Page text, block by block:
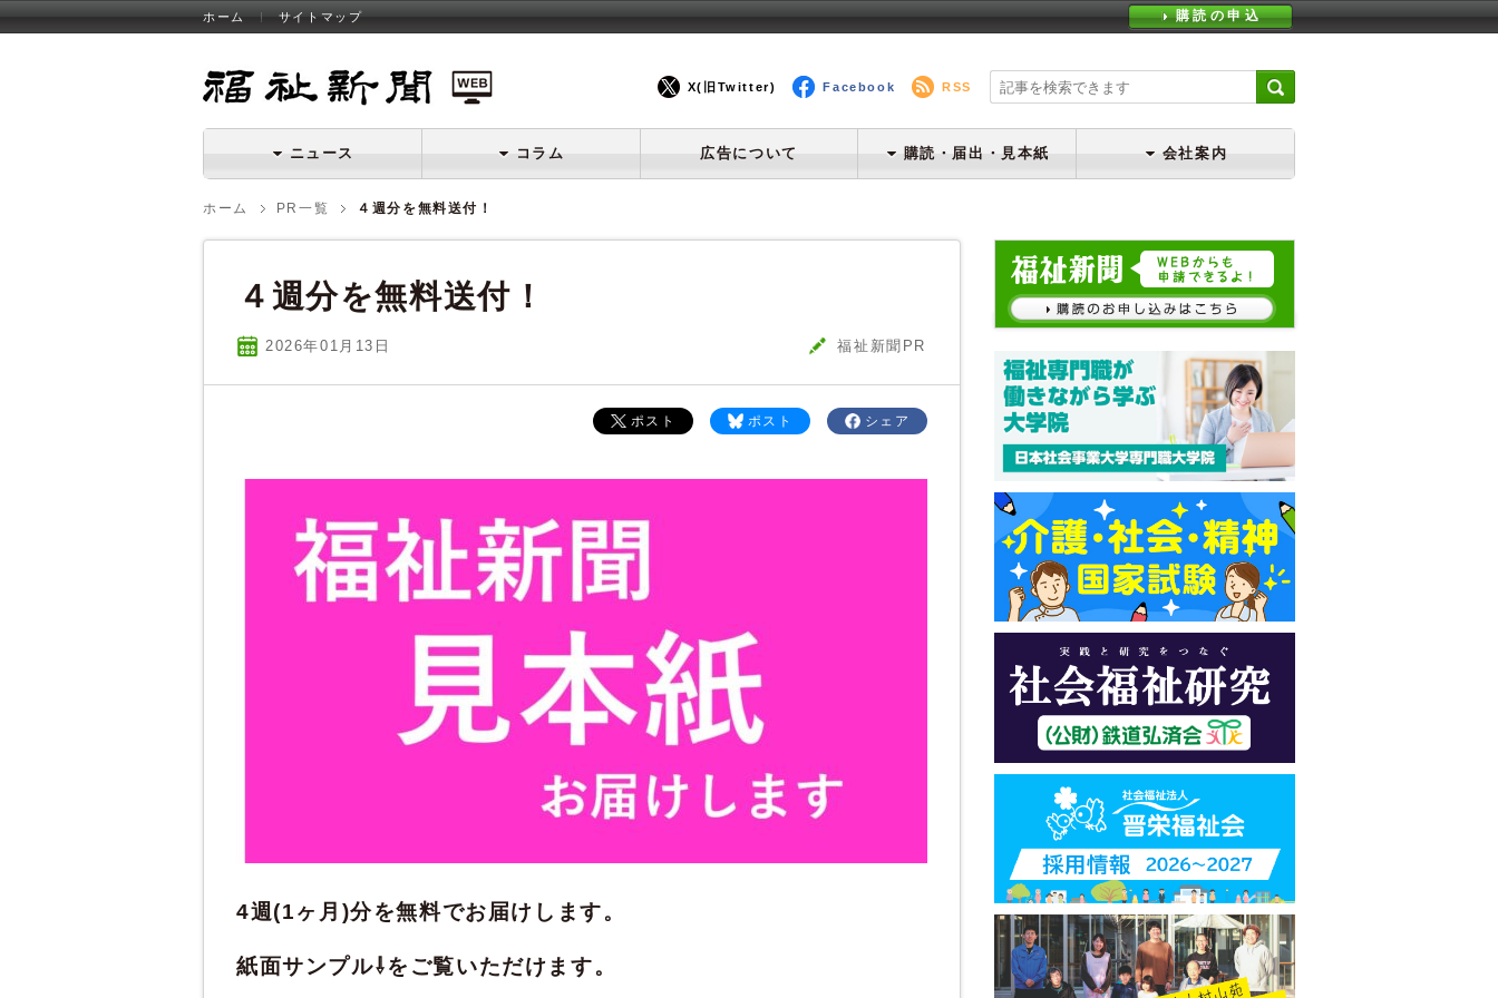
ホーム サイトマップ 購読の申込
X(旧Twitter) Facebook RSS
ニュース コラム 広告について 購読・届出・見本紙 会社案内
ホーム PR一覧 ４週分を無料送付！
４週分を無料送付！
2026年01 月 13 日 福祉新聞PR
シェア
ポスト
ポスト
4週(1ヶ月)分を無料でお届けします。
紙面サンプル⇩をご覧いただけます。